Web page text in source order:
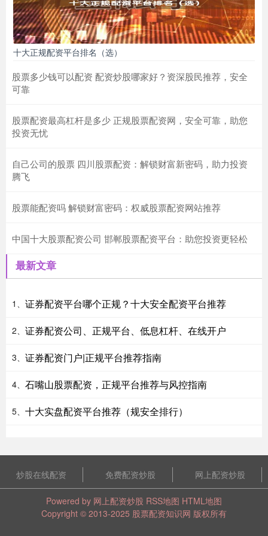
十大正规配资平台排名（选）
股票多少钱可以配资 配资炒股哪家好？资深股民推荐，安全
可靠
股票配资最高杠杆是多少 正规股票配资网，安全可靠，助您
投资无忧
自己公司的股票 四川股票配资：解锁财富新密码，助力投资
腾飞
股票能配资吗 解锁财富密码：权威股票配资网站推荐
中国十大股票配资公司 邯郸股票配资平台：助您投资更轻松
最新文章
1、 证券配资平台哪个正规？十大安全配资平台推荐
2、 证券配资公司、正规平台、低息杠杆、在线开户
3、 证券配资门户|正规平台推荐指南
4、 石嘴山股票配资，正规平台推荐与风控指南
5、 十大实盘配资平台推荐（规安全排行）
炒股在线配资 免费配资炒股 网上配资炒股
Powered by 网上配资炒股 RSS地图 HTML地图
Copyright © 2013-2025 股票配资知识网 版权所有